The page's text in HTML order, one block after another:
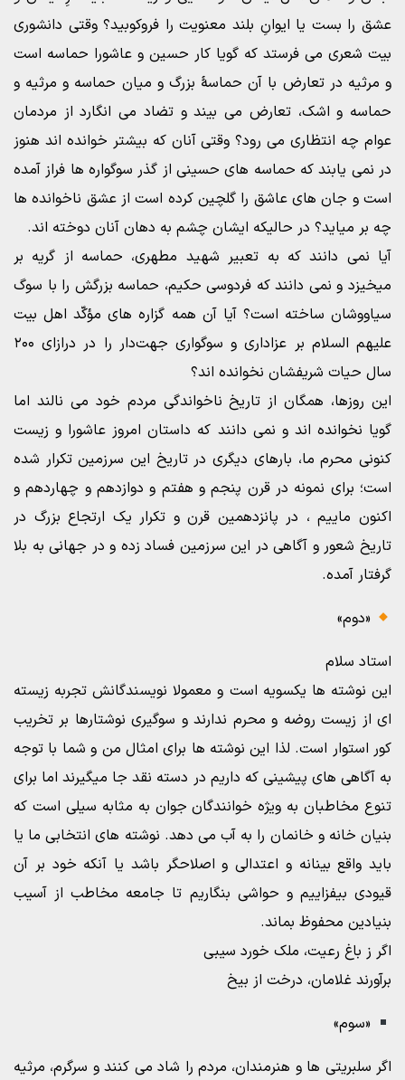
عشق را بست یا ایوانِ بلند معنویت را فروکوبید؟ وقتی دانشوری
بیت شعری می فرستد که گویا کار حسین و عاشورا حماسه است
و مرثیه در تعارض با آن حماسۀ بزرگ و میان حماسه و مرثیه و
حماسه و اشک، تعارض می بیند و تضاد می انگارد از مردمان
عوام چه انتظاری می رود؟ وقتی آنان که بیشتر خوانده اند هنوز
در نمی یابند که حماسه های حسینی از گذر سوگواره ها فراز آمده
است و جان های عاشق را گلچین کرده است از عشق ناخوانده ها
چه بر میاید؟ در حالیکه ایشان چشم به دهان آنان دوخته اند.
آیا نمی دانند که به تعبیر شهید مطهری، حماسه از گریه بر
میخیزد و نمی دانند که فردوسی حکیم، حماسه بزرگش را با سوگ
سیاووشان ساخته است؟ آیا آن همه گزاره های مؤکّد اهل بیت
علیهم السلام بر عزاداری و سوگواری جهت‌دار را در درازای ۲۰۰
سال حیات شریفشان نخوانده اند؟
این روزها، همگان از تاریخ ناخواندگی مردم خود می نالند اما
گویا نخوانده اند و نمی دانند که داستان امروز عاشورا و زیست
کنونی محرم ما، بارهای دیگری در تاریخ این سرزمین تکرار شده
است؛ برای نمونه در قرن پنجم و هفتم و دوازدهم و چهاردهم و
اکنون ماییم ، در پانزدهمین قرن و تکرار یک ارتجاع بزرگ در
تاریخ شعور و آگاهی در این سرزمین فساد زده و در جهانی به بلا
گرفتار آمده.
«دوم»
استاد سلام
این نوشته ها یکسویه است و معمولا نویسندگانش تجربه زیسته
ای از زیست روضه و محرم ندارند و سوگیری نوشتارها بر تخریب
کور استوار است. لذا این نوشته ها برای امثال من و شما با توجه
به آگاهی های پیشینی که داریم در دسته نقد جا میگیرند اما برای
تنوع مخاطبان به ویژه خوانندگان جوان به مثابه سیلی است که
بنیان خانه و خانمان را به آب می دهد. نوشته های انتخابی ما یا
باید واقع بینانه و اعتدالی و اصلاحگر باشد یا آنکه خود بر آن
قیودی بیفزاییم و حواشی بنگاریم تا جامعه مخاطب از آسیب
بنیادین محفوظ بماند.
اگر ز باغ رعیت، ملک خورد سیبی
برآورند غلامان، درخت از بیخ
«سوم»
اگر سلبریتی ها و هنرمندان، مردم را شاد می کنند و سرگرم، مرثیه